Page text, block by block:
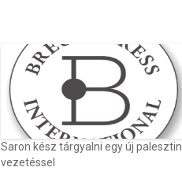
Saron kész tárgyalni egy új palesztin
vezetéssel